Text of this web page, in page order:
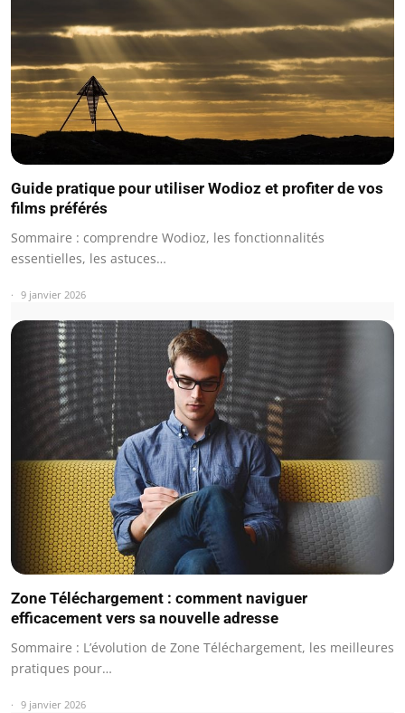
Guide pratique pour utiliser Wodioz et profiter de vos
films préférés
Sommaire : comprendre Wodioz, les fonctionnalités
essentielles, les astuces…
9 janvier 2026
Zone Téléchargement : comment naviguer
efficacement vers sa nouvelle adresse
Sommaire : L’évolution de Zone Téléchargement, les meilleures
pratiques pour…
9 janvier 2026